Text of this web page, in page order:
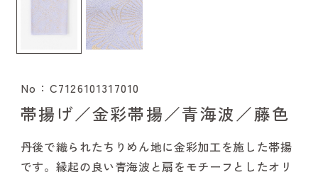
No：C7126101317010
帯揚げ／金彩帯揚／青海波／藤色
丹後で織られたちりめん地に金彩加工を施した帯揚
です。縁起の良い青海波と扇をモチーフとしたオリ